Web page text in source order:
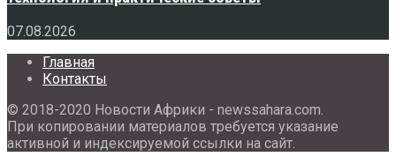
07.08.2026
Главная
Контакты
© 2018-2020 Новости Африки - newssahara.com.
При копировании материалов требуется указание
активной и индексируемой ссылки на сайт.